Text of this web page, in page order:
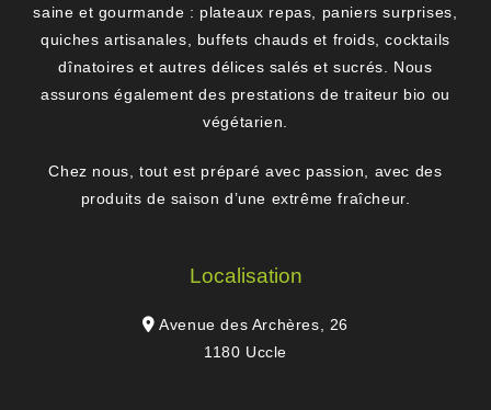
saine et gourmande : plateaux repas, paniers surprises,
quiches artisanales, buffets chauds et froids, cocktails
dînatoires et autres délices salés et sucrés. Nous
assurons également des prestations de traiteur bio ou
végétarien.
Chez nous, tout est préparé avec passion, avec des
produits de saison d’une extrême fraîcheur.
Localisation
Avenue des Archères, 26
1180 Uccle